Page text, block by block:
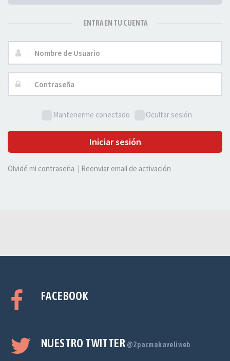
ENTRA EN TU CUENTA
Nombre
de
Usuario:
Contraseña:
Mantenerme conectado Ocultar sesión
Iniciar sesión
Olvidé mi contraseña Reenviar email de activación
FACEBOOK
NUESTRO TWITTER @2pacmakaveliweb